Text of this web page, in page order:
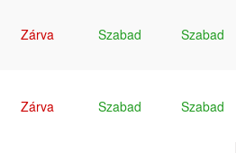
Zárva Szabad Szabad
Zárva Szabad Szabad